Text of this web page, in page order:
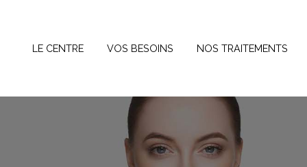
LE CENTRE VOS BESOINS NOS TRAITEMENTS